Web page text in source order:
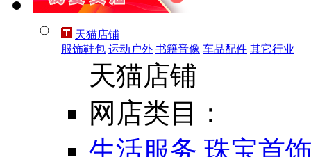
天猫店铺
服饰鞋包 运动户外 书籍音像 车品配件 其它行业
天猫店铺
网店类目：
生活服务 珠宝首